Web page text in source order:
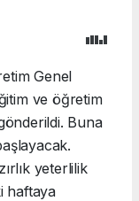
Genel
ve öğretim
Buna
yeterlilik
haftaya